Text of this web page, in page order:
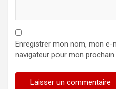
Enregistrer mon nom, mon
navigateur pour mon